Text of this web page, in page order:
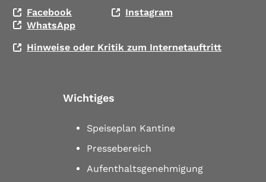
Facebook
Instagram
WhatsApp
Hinweise oder Kritik zum Internetauftritt
Wichtiges
Speiseplan Kantine
Pressebereich
Aufenthaltsgenehmigung